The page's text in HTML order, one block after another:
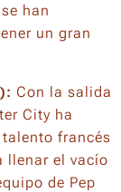
han
un gran
Con la salida
City ha
francés
llenar el vacío
de Pep